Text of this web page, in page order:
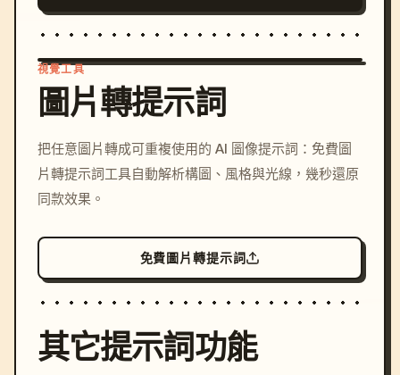
c, cyberpunk sunset, neon
colors, 8k --v 6.0
視覺工具
圖片轉提示詞
把任意圖片轉成可重複使用的 AI 圖像提示詞：免費圖
片轉提示詞工具自動解析構圖、風格與光線，幾秒還原
同款效果。
免費圖片轉提示詞
其它提示詞功能